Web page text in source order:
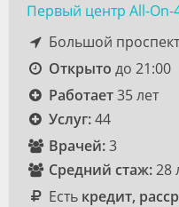
Первый центр All-On-
Большой
Открыто до 21:00
Работает35 лет
Услуг:44
Врачей:3
Средний стаж:28
Есть кредит,